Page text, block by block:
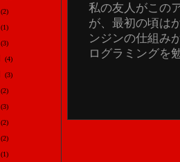
私の友人がこの
が、最初の頃は
ンジンの仕組み
ログラミングを
(2)
(1)
(3)
(4)
(3)
(2)
(3)
(2)
(2)
(1)